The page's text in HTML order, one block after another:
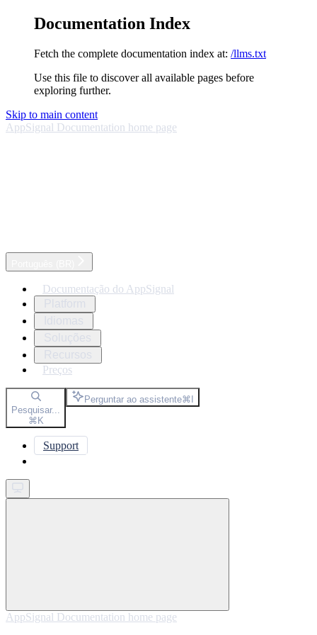
Documentation Index
Fetch the complete documentation index at: /llms.txt
Use this file to discover all available pages before
exploring further.
Skip to main content
AppSignal Documentation home page
Documentação do AppSignal
Preços
Pesquisar...
⌘K
Perguntar ao assistente⌘I
Support
AppSignal Documentation home page